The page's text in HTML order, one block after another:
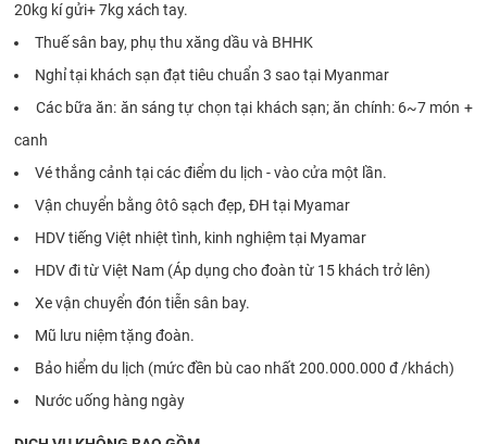
20kg kí gửi+ 7kg xách tay.
Thuế sân bay, phụ thu xăng dầu và BHHK
Nghỉ tại khách sạn đạt tiêu chuẩn 3 sao tại Myanmar
Các bữa ăn: ăn sáng tự chọn tại khách sạn; ăn chính: 6~7 món +
canh
Vé thắng cảnh tại các điểm du lịch - vào cửa một lần.
Vận chuyển bằng ôtô sạch đẹp, ĐH tại Myamar
HDV tiếng Việt nhiệt tình, kinh nghiệm tại Myamar
HDV đi từ Việt Nam (Áp dụng cho đoàn từ 15 khách trở lên)
Xe vận chuyển đón tiễn sân bay.
Mũ lưu niệm tặng đoàn.
Bảo hiểm du lịch (mức đền bù cao nhất 200.000.000 đ /khách)
Nước uống hàng ngày